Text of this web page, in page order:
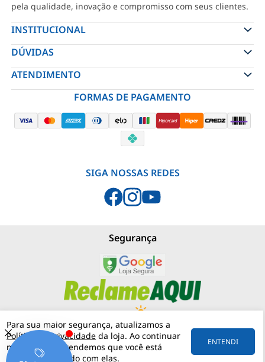
Para sua maior segurança, atualizamos a
Política de Privacidade da loja. Ao continuar
navegando, entendemos que você está
ciente e de acordo com elas.
ENTENDI
pela qualidade, inovação e compromisso com seus clientes.
INSTITUCIONAL
DÚVIDAS
ATENDIMENTO
FORMAS DE PAGAMENTO
SIGA NOSSAS REDES
Segurança
PJNEBLINA - LOJA MATERIAIS ELÉTRICOS (11) 97542-0420
RUA MERGENTHALER, 192 VILA LEOPOLDINA